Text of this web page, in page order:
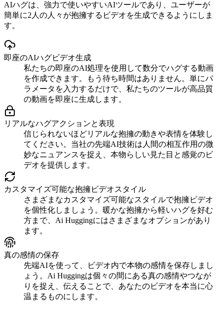
AIハグは、強力で使いやすいAIツールであり、ユーザーが
簡単に2人の人々が抱擁するビデオを生成できるようにしま
す。
即座のAIハグビデオ生成
私たちの即座のAI処理を使用して数分でハグする動画
を作成できます。もう待ち時間はありません。単にパ
ラメータを入力するだけで、私たちのツールが高品質
の動画を即座に生成します。
リアルなハグアクションと表現
信じられないほどリアルな抱擁の動きや表情を体験し
てください。当社の先端AI技術は人間の相互作用の微
妙なニュアンスを捉え、本物らしい見た目と感覚のビ
デオを提供します。
カスタマイズ可能な抱擁ビデオスタイル
さまざまなカスタマイズ可能なスタイルで抱擁ビデオ
を個性化しましょう。暖かな抱擁から軽いハグを好む
方まで、Ai Huggingにはさまざまなオプションがあり
ます。
真の感情の保存
先端AIを使って、ビデオ内で本物の感情を保存しまし
ょう。Ai Huggingは個々の間にある真の感情やつなが
りを捉え、伝えることで、あなたのビデオを本当に心
温まるものにします。